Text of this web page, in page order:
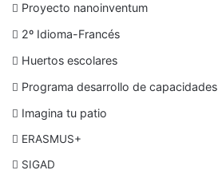
Proyecto nanoinventum
2º Idioma-Francés
Huertos escolares
Programa desarrollo de capacidades
Imagina tu patio
ERASMUS+
SIGAD